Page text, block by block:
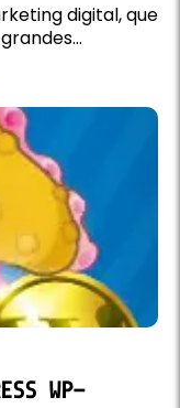
digital, que
WP-